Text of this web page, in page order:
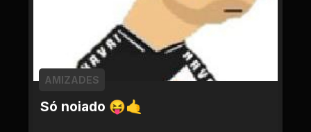
Só noiado 😝🤙
AMIZADES